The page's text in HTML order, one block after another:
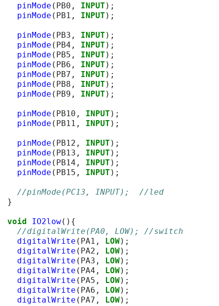
pinMode ( PB0 , INPUT );
pinMode ( PB1 , INPUT );
pinMode ( PB3 , INPUT );
pinMode ( PB4 , INPUT );
pinMode ( PB5 , INPUT );
pinMode ( PB6 , INPUT );
pinMode ( PB7 , INPUT );
pinMode ( PB8 , INPUT );
pinMode ( PB9 , INPUT );
pinMode ( PB10 , INPUT );
pinMode ( PB11 , INPUT );
pinMode ( PB12 , INPUT );
pinMode ( PB13 , INPUT );
pinMode ( PB14 , INPUT );
pinMode ( PB15 , INPUT );
//pinMode(PC13, INPUT);  //led
}
void IO2low(){
//digitalWrite(PA0, LOW); //switch
digitalWrite ( PA1 , LOW);
digitalWrite ( PA2 , LOW);
digitalWrite ( PA3 , LOW);
digitalWrite ( PA4 , LOW);
digitalWrite ( PA5 , LOW);
digitalWrite ( PA6 , LOW);
digitalWrite ( PA7 , LOW);